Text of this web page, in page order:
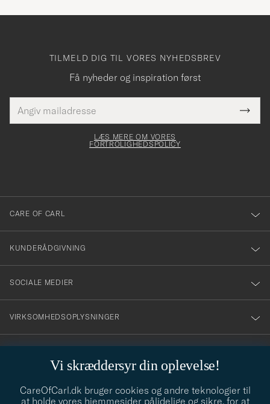
Vi skræddersyr din oplevelse!
CareOfCarl.dk bruger cookies og andre teknologier til
at holde vores hjemmesider pålidelige og sikre, for at
TILMELD DIG TIL VORES NYHEDSBREV
Få nyheder og inspiration først
mailadresse
skal
Tack
för
dig
till
vårt
nyhetsbrev!
LÆS MERE OM VORES
FORTROLIGHEDSPOLICY
CARE OF CARL
KUNDERÅDGIVNING
SOCIALE MEDIER
VIRKSOMHEDSOPLYSNINGER
Behøver du hjælp til at finde din stil? Lad os hjælpe dig, vi hjælper
gerne til!